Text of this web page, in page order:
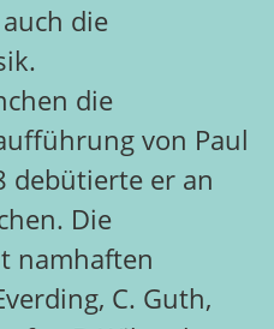
die
die
von Paul
debütierte er an
Die
namhaften
C. Guth,